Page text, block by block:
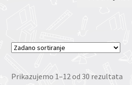
Prikazujemo 1–12 od 30 rezultata